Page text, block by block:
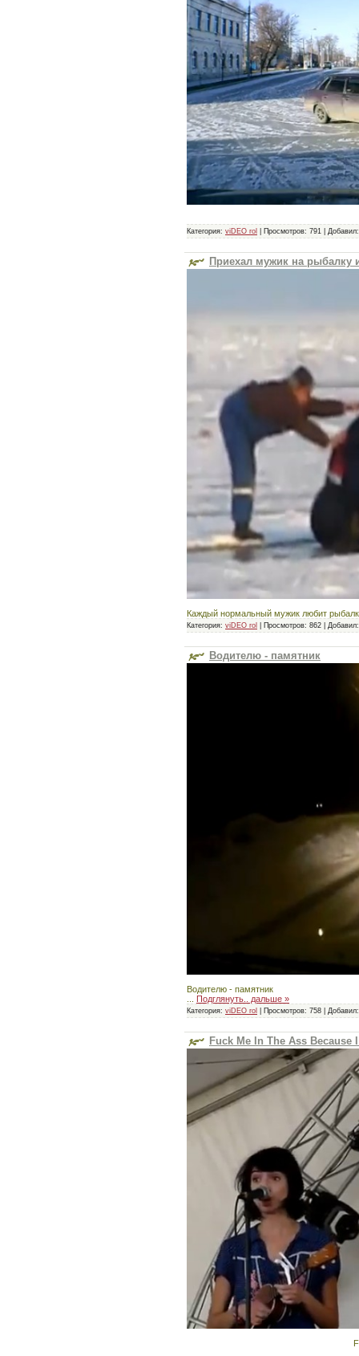
Категория: viDEO rol Просмотров: 791 Добавил:
Приехал мужик на рыбалку
Каждый нормальный мужик любит
Категория: viDEO rol Просмотров: 862 Добавил:
Водителю - памятник
Водителю - памятник
Подглянуть.. дальше »
Категория: viDEO rol Просмотров: 758 Добавил:
Fuck Me In The Ass Because